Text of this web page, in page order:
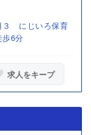
３ にじいろ保育
6分
求人をキープ